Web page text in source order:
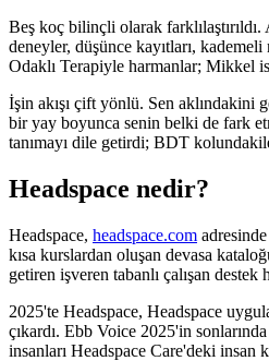
Beş koç bilinçli olarak
deneyler, düşünce kayıtları,
Odaklı Terapiyle harmanlar; Mikkel
İşin akışı çift yönlü. Sen aklındakini
bir yay boyunca senin belki de fark
tanımayı dile getirdi; BDT
Headspace nedir?
Headspace, headspace.com
kısa kurslardan oluşan devasa
getiren işveren tabanlı çalışan
2025'te Headspace, Headspace
çıkardı. Ebb Voice 2025'in
insanları Headspace Care'deki insan